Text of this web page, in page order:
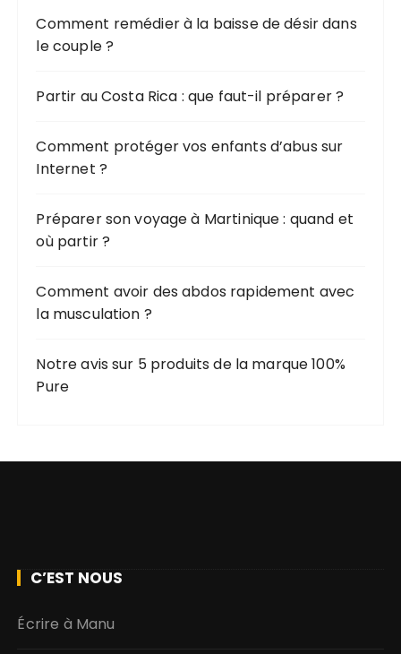
e
p
u
:
Comment remédier à la baisse de désir dans
le couple ?
Partir au Costa Rica : que faut-il préparer ?
Comment protéger vos enfants d’abus sur
Internet ?
Préparer son voyage à Martinique : quand et
où partir ?
Comment avoir des abdos rapidement avec
la musculation ?
Notre avis sur 5 produits de la marque 100%
Pure
C’EST NOUS
Écrire à Manu